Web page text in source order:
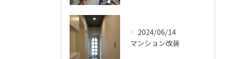
2024/06/14
マンション改装